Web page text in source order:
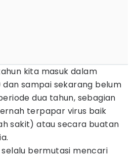
kita masuk dalam
dan sampai sekarang belum
dua tahun, sebagian
terpapar virus baik
sakit) atau secara buatan
selalu bermutasi mencari